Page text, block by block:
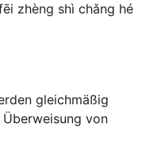
zhèng shì chǎng hé
gleichmäßig
von